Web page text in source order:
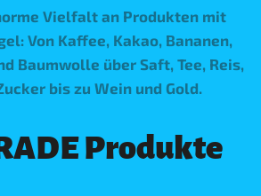
Vielfalt an Produkten mit
Von Kaffee, Kakao, Bananen,
Baumwolle über Saft, Tee, Reis,
bis zu Wein und Gold.
Produkte